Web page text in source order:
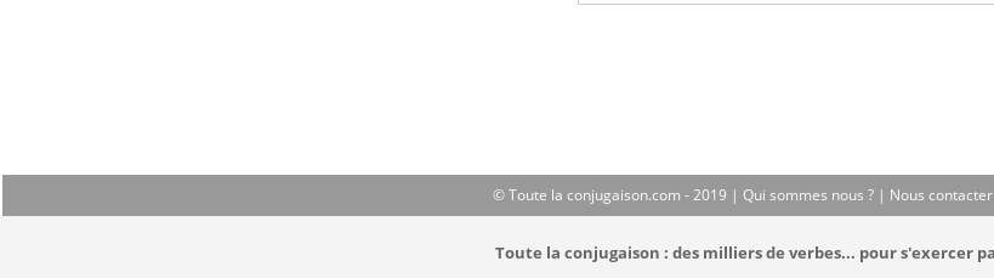
© Toute la conjugaison.com - 2019 | Qui sommes nous ? | Nous contacter
Toute la conjugaison : des milliers de verbes... pour s'exercer